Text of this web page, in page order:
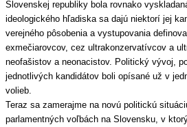
Slovenskej republiky bola rovnako
ideologického hľadiska sa dajú niektorí jej
verejného pôsobenia a vystupovania
exmečiarovcov, cez ultrakonzervatívcov a
neofašistov a neonacistov. Politický vývoj,
jednotlivých kandidátov boli opísané už v
volieb.
Teraz sa zamerajme na novú politickú
parlamentných voľbách na Slovensku, v